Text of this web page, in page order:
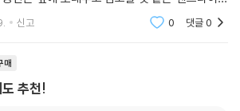
습니다!원장님의 작품 뿐만 아니라 어쩌면 평소
신고 0 댓글0
매
추천!